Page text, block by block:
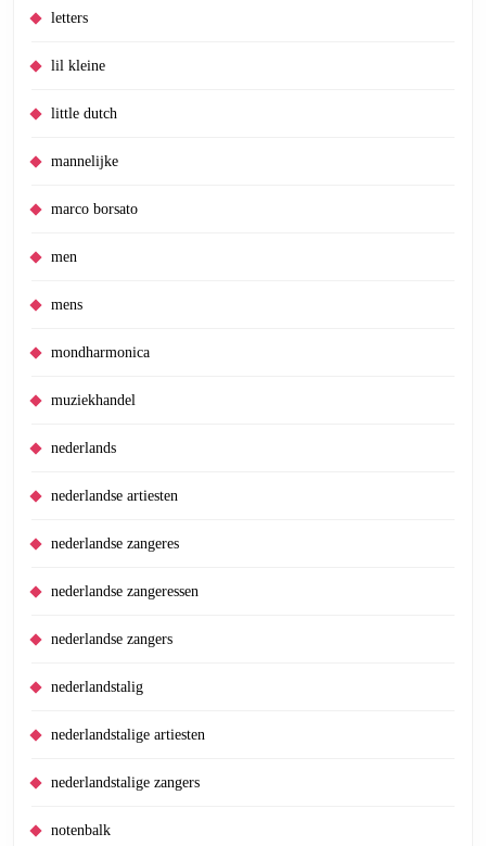
letters
lil kleine
little dutch
mannelijke
marco borsato
men
mens
mondharmonica
muziekhandel
nederlands
nederlandse artiesten
nederlandse zangeres
nederlandse zangeressen
nederlandse zangers
nederlandstalig
nederlandstalige artiesten
nederlandstalige zangers
notenbalk